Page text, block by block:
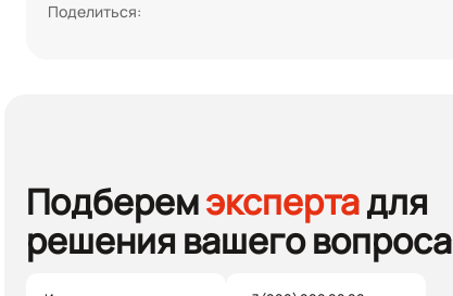
Поделиться:
Подберемэкспертадля
решения вашего вопроса